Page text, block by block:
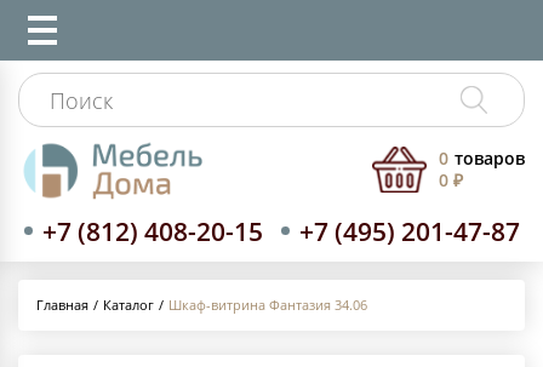
+7 (812) 408-20-15 +7 (495) 201-47-87
0 товаров
0 ₽
Главная Каталог Шкаф-витрина Фантазия 34.06